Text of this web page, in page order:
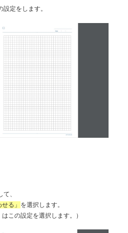
定をします。
、
る」 を選択します。
この設定を選択します。）